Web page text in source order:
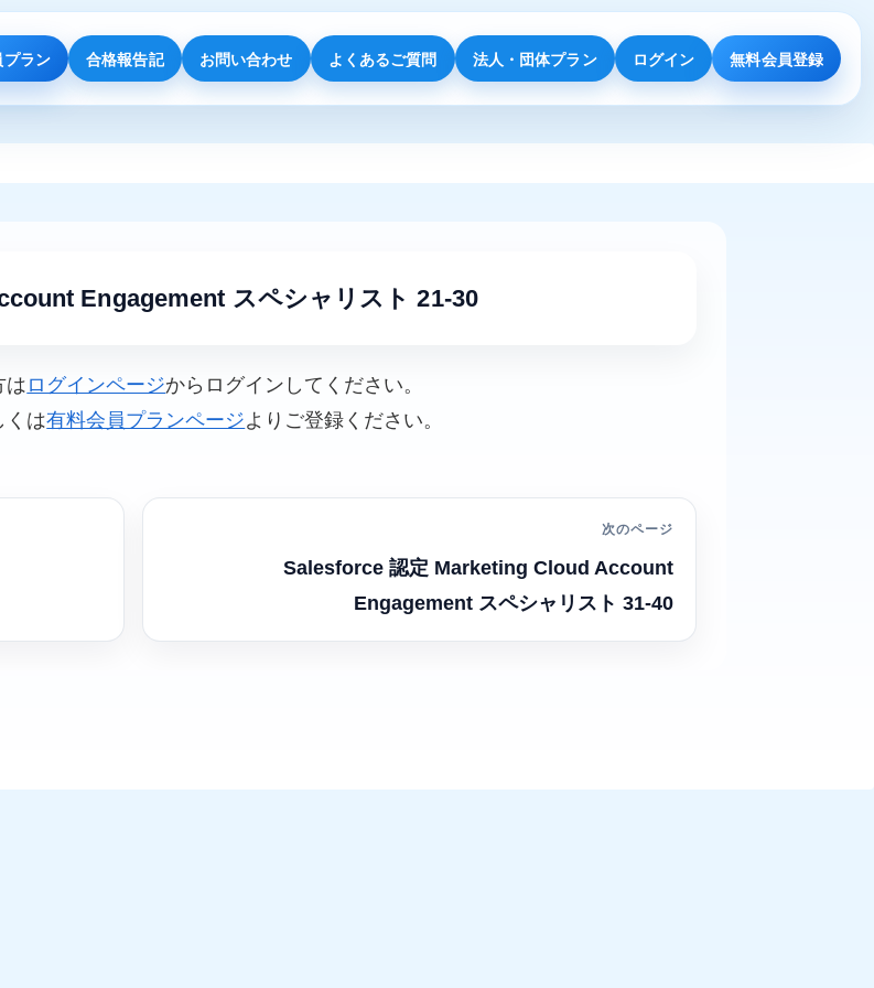
プラン 合格報告記 お問い合わせ よくあるご質問 法人・団体プラン ログイン 無料会員登録
Engagement スペシャリスト 21-30
はログインページからログインしてください。
くは有料会員プランページよりご登録ください。
次のページ
Salesforce 認定 Marketing Cloud Account
Engagement スペシャリスト 31-40